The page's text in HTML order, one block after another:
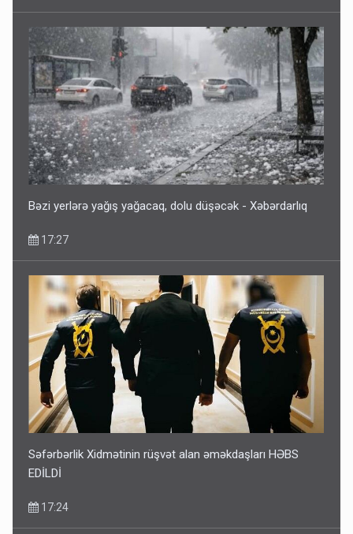
Media və Yayım Şurasına əlavə hüquq və vəzifələr verilib
13:24
Kartdan karta istədiyiniz qədər köçürmə edə bilərsiniz -
VİDEO
11:06
Bəzi yerlərə yağış yağacaq, dolu düşəcək - Xəbərdarlıq
17:27
Səfərbərlik Xidmətinin rüşvət alan əməkdaşları HƏBS
EDİLDİ
17:24